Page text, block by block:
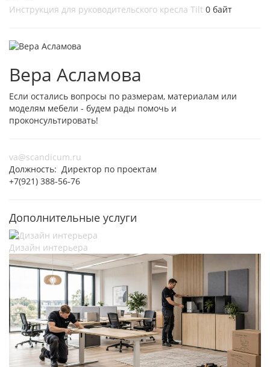
Инструкция для руководительского кресла Tilt 0 байт
Вера Асламова
Если остались вопросы по размерам, материалам или
моделям мебели - будем рады помочь и
проконсультировать!
va@scandicum.ru
Должность: Директор по проектам
+7(921) 388-56-76
Дополнительные услуги
Дизайн интерьера